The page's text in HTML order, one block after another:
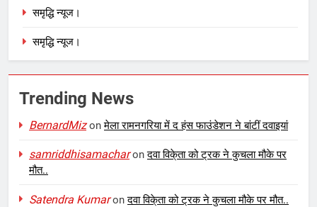
समृद्धि न्यूज।
समृद्धि न्यूज।
Trending News
BernardMizonमेला रामनगरिया में द हंस फाउंडेशन ने बांटीं दवाइयां
samriddhisamacharonदवा विके्ता को ट्रक ने कुचला मौके पर
मौत..
Satendra Kumaronदवा विके्ता को ट्रक ने कुचला मौके पर मौत..